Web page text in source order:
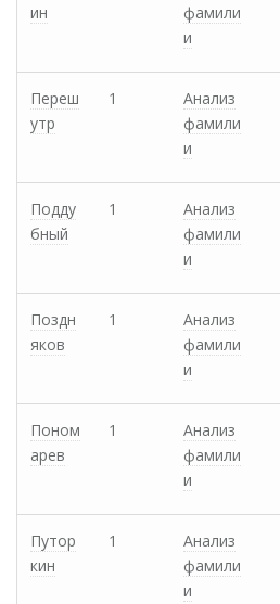
ин
фамили
и
Переш
утр
1
Анализ
фамили
и
Подду
бный
1
Анализ
фамили
и
Поздн
яков
1
Анализ
фамили
и
Поном
арев
1
Анализ
фамили
и
Путор
кин
1
Анализ
фамили
и